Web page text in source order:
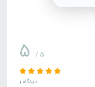
5 / 5
1 دیدگاه